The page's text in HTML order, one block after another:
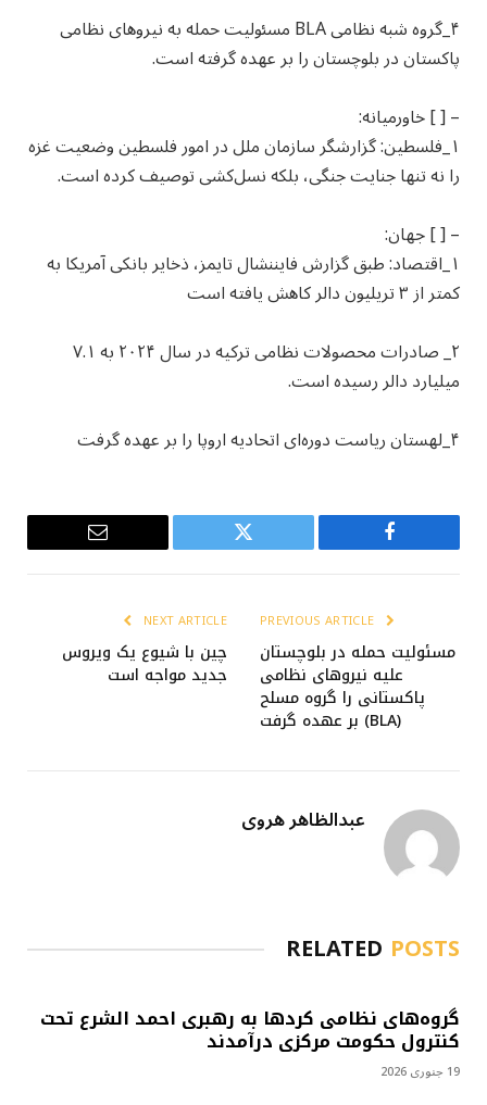
۴_گروه شبه نظامی BLA مسئولیت حمله به نیروهای نظامی
پاکستان در بلوچستان را بر عهده گرفته است.
– [ ] خاورمیانه:
۱_فلسطین: گزارشگر سازمان ملل در امور فلسطین وضعیت غزه
را نه تنها جنایت جنگی، بلکه نسل‌کشی توصیف کرده است.
– [ ] جهان:
۱_اقتصاد: طبق گزارش فایننشال تایمز، ذخایر بانکی آمریکا به
کمتر از ۳ تریلیون دالر کاهش یافته است
۲_ صادرات محصولات نظامی ترکیه در سال ۲۰۲۴ به ۷.۱
میلیارد دالر رسیده است.
۴_لهستان ریاست دوره‌ای اتحادیه اروپا را بر عهده گرفت
Facebook
Twitter
Email
مسئولیت حمله در بلوچستان
علیه نیروهای نظامی
پاکستانی را گروه مسلح
(BLA) بر عهده گرفت
NEXT ARTICLE
چین با شیوع یک ویروس
جدید مواجه است
عبدالظاهر هروی
RELATED POSTS
گروه‌های نظامی کردها به رهبری احمد الشرع تحت
کنترول حکومت مرکزی درآمدند
19 جنوری 2026